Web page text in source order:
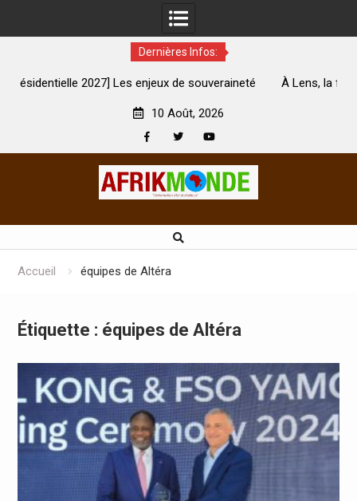
Dernières Infos:
enjeux de souveraineté
À Lens, la femme qui avait été brûlée
10 Août, 2026
Accueil équipes de Altéra
Étiquette : équipes de Altéra